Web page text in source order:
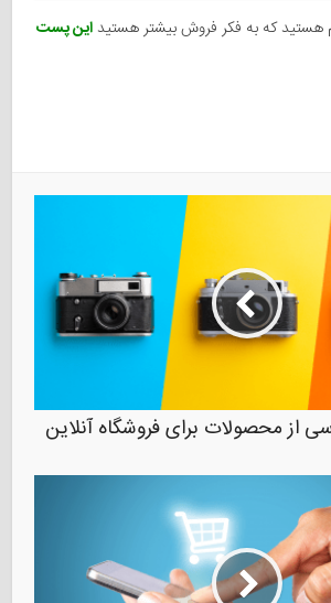
هستید که به فکر فروش بیشتر هستیداین پست
از محصولات برای فروشگاه آنلاین